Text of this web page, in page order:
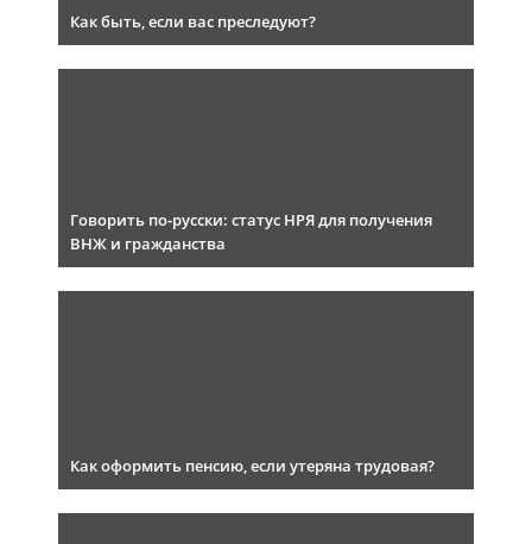
Как быть, если вас преследуют?
Говорить по-русски: статус НРЯ для получения
ВНЖ и гражданства
Как оформить пенсию, если утеряна трудовая?